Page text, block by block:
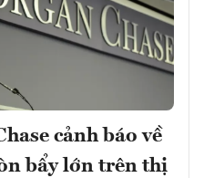
cảnh báo về
bẩy lớn trên thị